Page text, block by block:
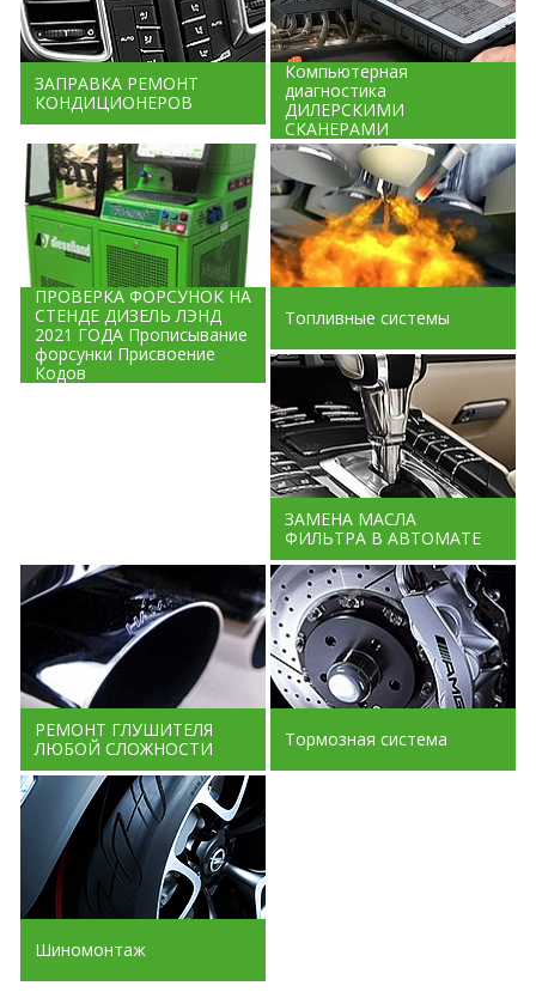
ЗАПРАВКА РЕМОНТ
КОНДИЦИОНЕРОВ
Компьютерная
диагностика
ДИЛЕРСКИМИ
СКАНЕРАМИ
ПРОВЕРКА ФОРСУНОК НА
СТЕНДЕ ДИЗЕЛЬ ЛЭНД
2021 ГОДА Прописывание
форсунки Присвоение
Кодов
Топливные системы
ЗАМЕНА МАСЛА
ФИЛЬТРА В АВТОМАТЕ
РЕМОНТ ГЛУШИТЕЛЯ
ЛЮБОЙ СЛОЖНОСТИ
Тормозная система
Шиномонтаж